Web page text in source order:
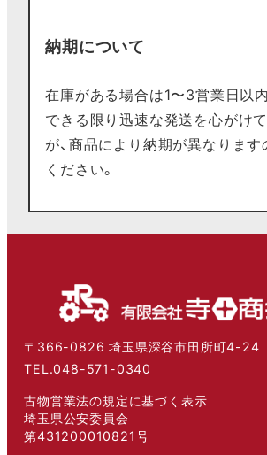
納期について
在庫がある場合は1〜3営業日以
できる限り迅速な発送を心がけ
が、商品により納期が異なります
ください。
〒366-0826 埼玉県深谷市田所町4-24
TEL.048-571-0340
古物営業法の規定に基づく表示
埼玉県公安委員会
第431200010821号